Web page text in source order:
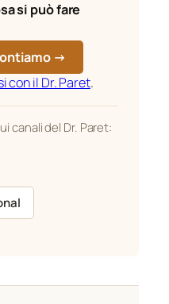
si può fare
→
con il Dr. Paret.
canali del Dr. Paret: